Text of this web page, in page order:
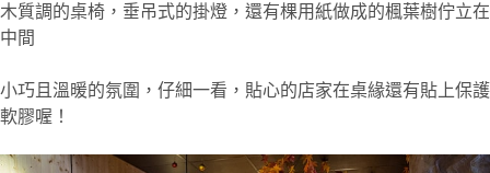
木質調的桌椅，垂吊式的掛燈，還有棵用紙做成的楓葉樹佇立在
中間
小巧且溫暖的氛圍，仔細一看，貼心的店家在桌緣還有貼上保護
軟膠喔！